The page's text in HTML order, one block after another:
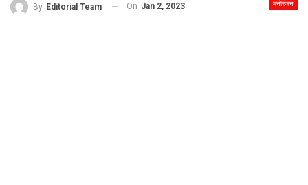
मनोरंजन
By Editorial Team On Jan 2, 2023